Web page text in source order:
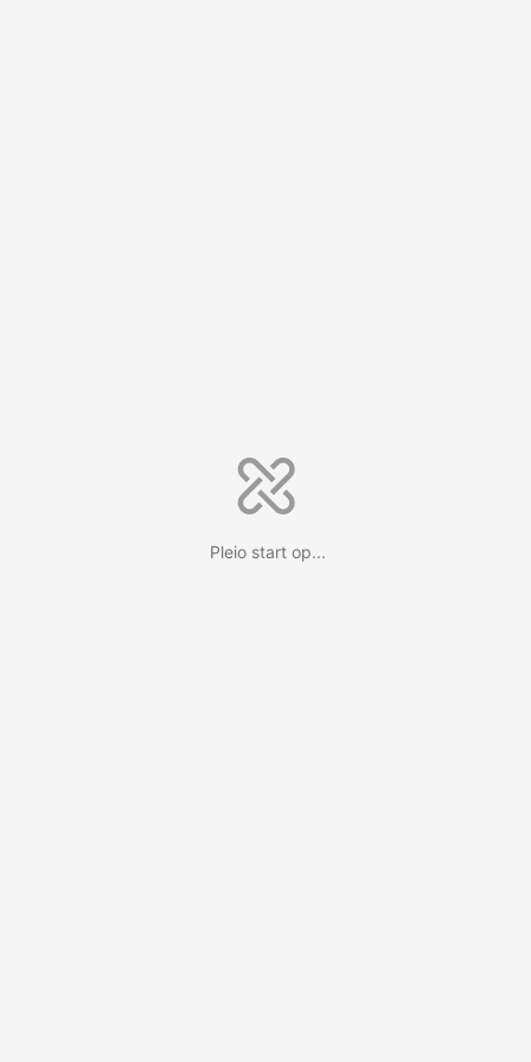
Pleio start op...